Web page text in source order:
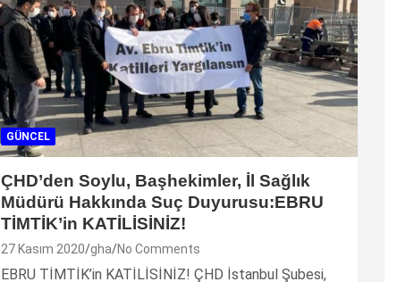
GÜNCEL
ÇHD’den Soylu, Başhekimler, İl Sağlık
Müdürü Hakkında Suç Duyurusu:EBRU
TİMTİK’in KATİLİSİNİZ!
27 Kasım 2020 gha No Comments
EBRU TİMTİK’in KATİLİSİNİZ! ÇHD İstanbul Şubesi,